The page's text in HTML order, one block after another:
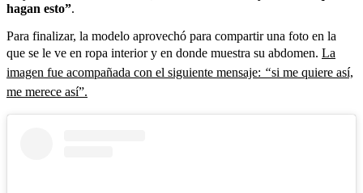
hagan esto”.
Para finalizar, la modelo aprovechó para compartir una foto en la
que se le ve en ropa interior y en donde muestra su abdomen. La
imagen fue acompañada con el siguiente mensaje: “si me quiere así,
me merece así”.